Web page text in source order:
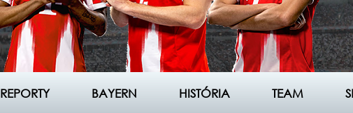
REPORTY BAYERN HISTÓRIA TEAM